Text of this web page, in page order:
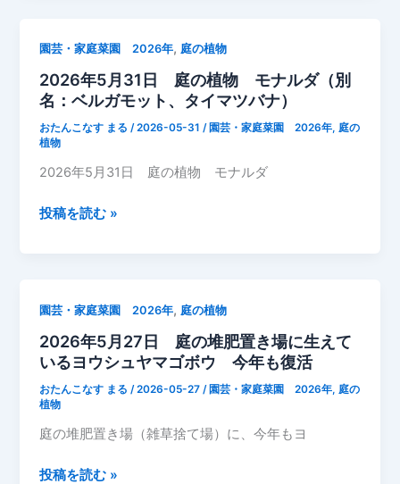
長
記
録
日
つ
ば
き
成
長
録
園芸・家庭菜園 2026年, 庭の植物
2026年5月31日 庭の植物 モナルダ（別
名：ベルガモット、タイマツバナ）
おたんこなす まる/2026-05-31/ 園芸・家庭菜園 2026年, 庭の
植物
2026年5月31日 庭の植物 モナルダ
2026
日
庭
の
植
物
モ
ル
投稿を読む »
園芸・家庭菜園 2026年, 庭の植物
2026年5月27日 庭の堆肥置き場に生えて
いるヨウシュヤマゴボウ 今年も復活
おたんこなす まる/2026-05-27/ 園芸・家庭菜園 2026年, 庭の
植物
庭の堆肥置き場（雑草捨て場）に、今年もヨ
2026
投稿を読む »